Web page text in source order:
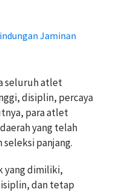
Jaminan
seluruh atlet
disiplin, percaya
para atlet
yang telah
panjang.
yang dimiliki,
dan tetap